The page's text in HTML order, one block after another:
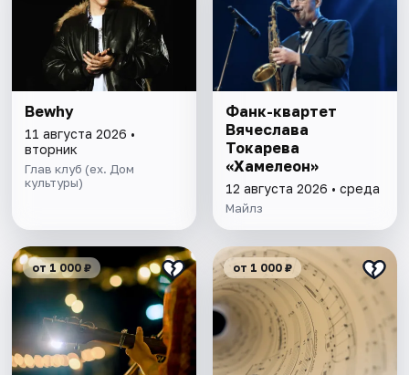
Bewhy
11 августа 2026 •
вторник
Глав клуб (ex. Дом
культуры)
Фанк-квартет
Вячеслава
Токарева
«Хамелеон»
12 августа 2026 • среда
Майлз
от 1 000 ₽ от 1 000 ₽